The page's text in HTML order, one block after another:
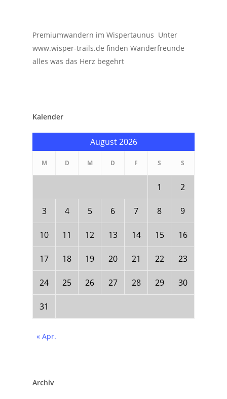
Premiumwandern im Wispertaunus Unter
www.wisper-trails.de finden Wanderfreunde
alles was das Herz begehrt
Kalender
August 2026
M D M D F S S
1 2
3 4 5 6 7 8 9
10 11 12 13 14 15 16
17 18 19 20 21 22 23
24 25 26 27 28 29 30
31
« Apr.
Archiv